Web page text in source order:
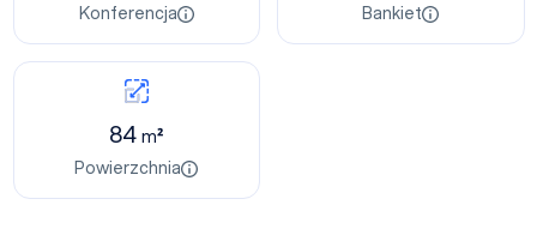
Konferencja Bankiet
84m²
Powierzchnia